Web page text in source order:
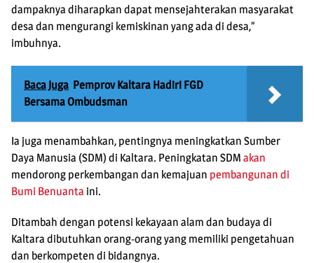
dampaknya diharapkan dapat mensejahterakan masyarakat
desa dan mengurangi kemiskinan yang ada di desa,”
imbuhnya.
Baca Juga Pemprov Kaltara Hadiri FGD
Bersama Ombudsman
Ia juga menambahkan, pentingnya meningkatkan Sumber
Daya Manusia (SDM) di Kaltara. Peningkatan SDM akan
mendorong perkembangan dan kemajuan pembangunan di
Bumi Benuanta ini.
Ditambah dengan potensi kekayaan alam dan budaya di
Kaltara dibutuhkan orang-orang yang memiliki pengetahuan
dan berkompeten di bidangnya.